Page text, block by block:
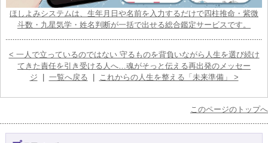
ほしよみシステムは、生年月日や名前を入力するだけで四柱推命・紫微
斗数・九星気学・姓名判断が一括で出せる総合鑑定サービスです。
< 一人で立っているのではない 守るものを背負いながら人生を選び続け
てきた責任を引き受ける人へ…魂がそっと伝える再出発のメッセー
ジ
一覧へ戻る これからの人生を整える「未来準備」 >
このページのトップへ